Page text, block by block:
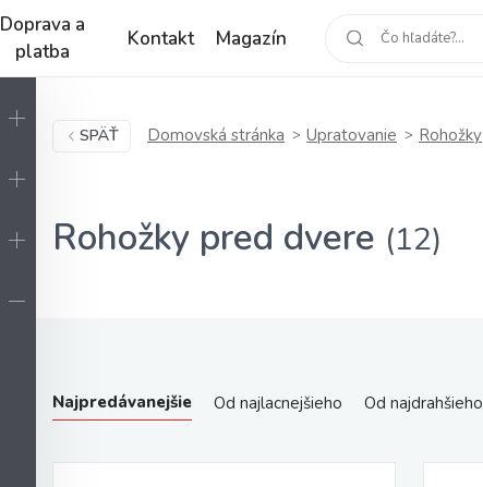
Doprava a
platba
Kontakt Magazín
SPÄŤ Domovská stránka Upratovanie Rohožky
Rohožky pred dvere (12)
Najpredávanejšie Od najlacnejšieho Od najdrahšieho